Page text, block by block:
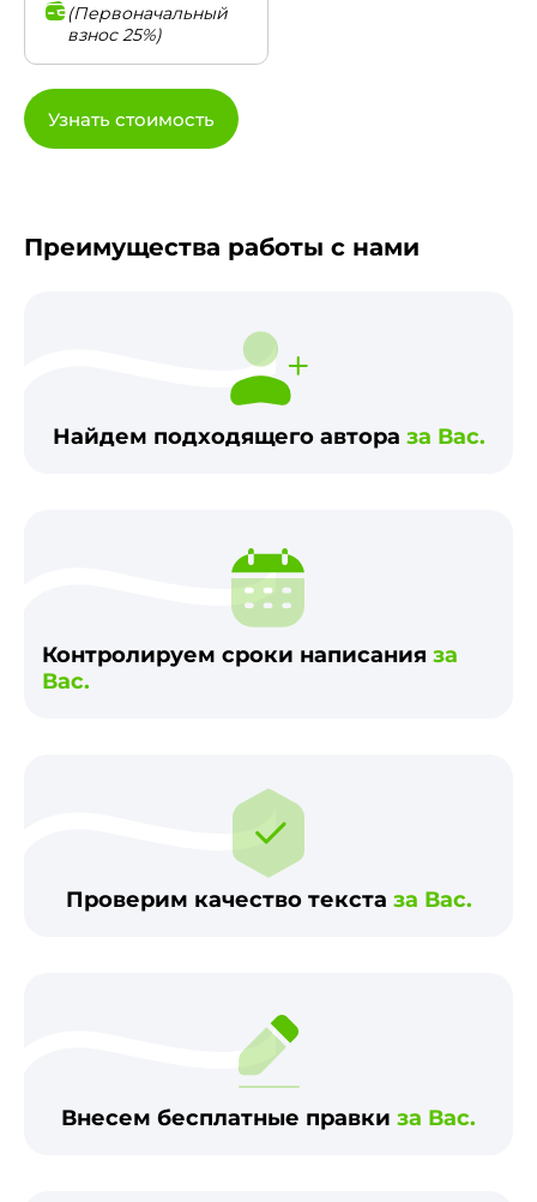
(Первоначальный
взнос 25%)
Узнать стоимость
Преимущества работы с нами
Найдем подходящего автора за Вас.
Контролируем сроки написания за
Вас.
Проверим качество текста за Вас.
Внесем бесплатные правки за Вас.